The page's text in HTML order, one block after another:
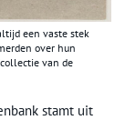
een vaste stek
over hun
van de
stamt uit